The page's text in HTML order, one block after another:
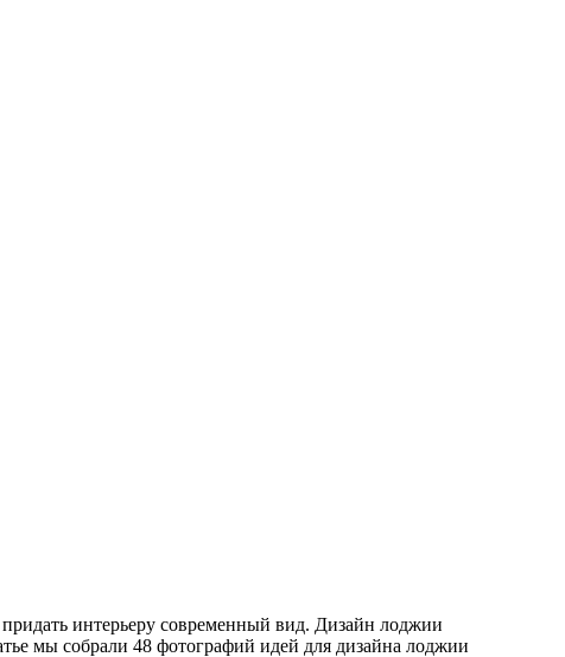
интерьеру современный вид. Дизайн лоджии
мы собрали 48 фотографий идей для дизайна лоджии